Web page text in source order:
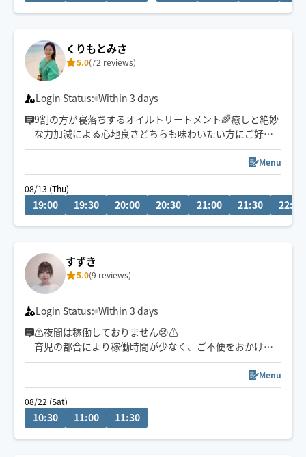
くりもとみさ
5.0(72 reviews)
Login Status: Within 3 days
9割の方が寝落ちするオイルトリートメント🌈癒しと絶妙
な力加減による心地良さどちらも味わいたい方にご好評
頂いております！
セラピスト歴13年目となります
施術させて頂いた方は延1300人以上
基本対応時間は19時〜3時です
日中も対応可能です
リクエストは事前メッセージにて
お気軽にお声掛けください😊
Menu
08/13 (Thu)
19:00 19:30 20:00 20:30 21:00 21:30 22:00
すずき
5.0(9 reviews)
Login Status: Within 3 days
⚠️夜間は稼働しておりません😢⚠
育児の都合により稼働時間が少なく、ご不便をおかけし
大変申し訳ございません。
基本的に土曜日昼間、名古屋市南部周辺で活動していま
す😊
港区出発です。
Menu
08/22 (Sat)
10:30 11:00 11:30